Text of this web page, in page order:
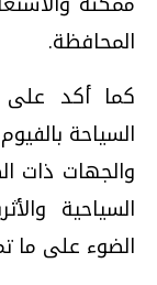
المحافظة.
كما أكد على
السياحة
والجهات ذات
السياحية
الضوء على ما